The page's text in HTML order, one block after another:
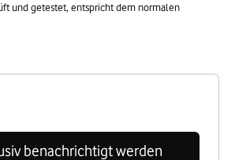
benachrichtigt werden
und getestet, entspricht dem normalen